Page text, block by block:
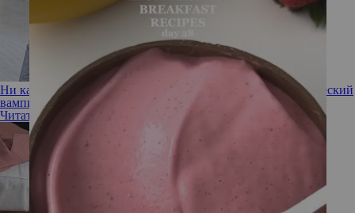
Ни капли врагу: что делать, если ваш коллега — энергетический
вампир
Читать полностью